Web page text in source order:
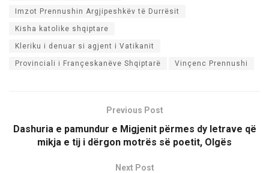
Imzot Prennushin Argjipeshkëv të Durrësit
Kisha katolike shqiptare
Kleriku i denuar si agjent i Vatikanit
Provinciali i Françeskanëve Shqiptarë Vinçenc Prennushi
Previous Post
Dashuria e pamundur e Migjenit përmes dy letrave që
mikja e tij i dërgon motrës së poetit, Olgës
Next Post